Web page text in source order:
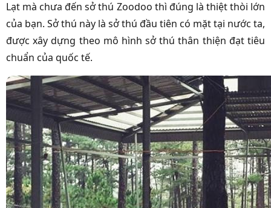
Lạt mà chưa đến sở thú Zoodoo thì đúng là thiệt thòi lớn
của bạn. Sở thú này là sở thú đầu tiên có mặt tại nước ta,
được xây dựng theo mô hình sở thú thân thiện đạt tiêu
chuẩn của quốc tế.